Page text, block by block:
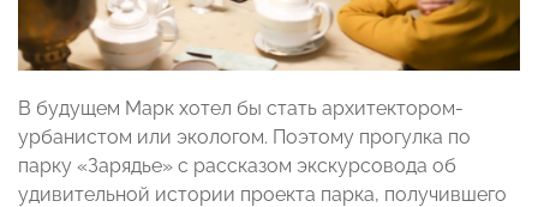
В будущем Марк хотел бы стать архитектором-
урбанистом или экологом. Поэтому прогулка по
парку «Зарядье» с рассказом экскурсовода об
удивительной истории проекта парка, получившего